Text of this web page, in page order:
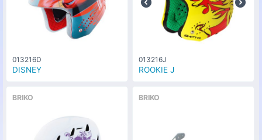
013216D
DISNEY
013216J
ROOKIE J
BRIKO BRIKO